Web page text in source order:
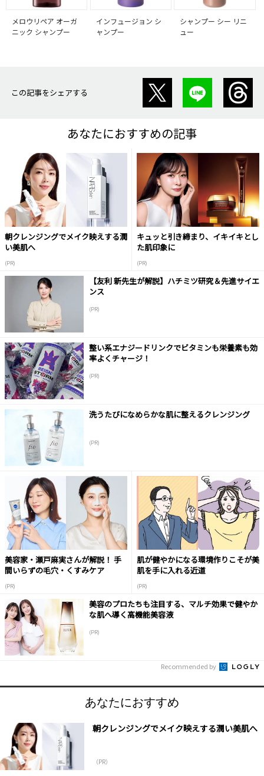
メロウリペア オーガ
ニック シャンプー
インフュージョン シ
ャンプー
シャンプー シー リニ
ュー
この記事をシェアする
あなたにおすすめの記事
朝クレンジングでメイク映えする潤
い美肌へ
(PR)
キュッと引き締まり、イキイキとし
た肌印象に
(PR)
【友利 新先生が解説】ハチミツ研究＆先進サイエ
ンス
(PR)
整い系エナジードリンクでビタミンも栄養素も効
率よくチャージ！
(PR)
洗うたびになめらかな肌に整えるクレンジング
(PR)
美容家・瀬戸麻実さんが解説！ 手
間いらずの毛穴・くすみケア
(PR)
肌が健やかになる環境作りこそが美
肌を手に入れる近道
(PR)
美容のプロたちも注目する、マルチ効果で健やか
な肌へ導く高機能美容液
(PR)
Recommended by
あなたにおすすめ
朝クレンジングでメイク映えする潤い美肌へ
（PR）